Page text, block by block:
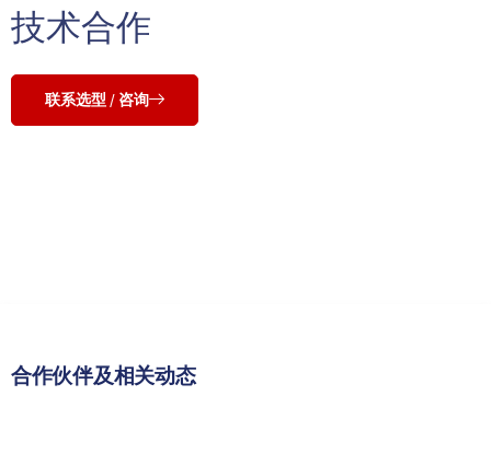
技术合作
联系选型 / 咨询
合作伙伴及相关动态